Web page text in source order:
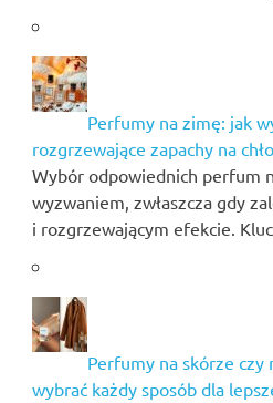
Perfumy na zimę: jak
rozgrzewające zapachy na
Wybór odpowiednich perfum
wyzwaniem, zwłaszcza gdy
i rozgrzewającym efekcie.
Perfumy na skórze czy
wybrać każdy sposób dla